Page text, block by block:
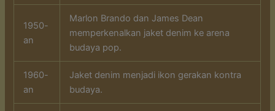
1950-
an
Marlon Brando dan James Dean
memperkenalkan jaket denim ke arena
budaya pop.
1960-
an
Jaket denim menjadi ikon gerakan kontra
budaya.